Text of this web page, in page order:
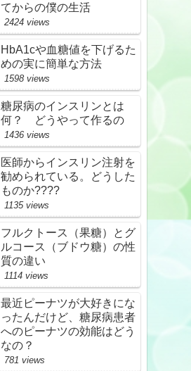
てからの僕の生活
2424 views
HbA1cや血糖値を下げるた
めの実に簡単な方法
1598 views
糖尿病のインスリンとは
何？ どうやって作るの
1436 views
医師からインスリン注射を
勧められている。どうした
ものか????
1135 views
フルクトース（果糖）とグ
ルコース（ブドウ糖）の性
質の違い
1114 views
最近ピーナツが大好きにな
ったんだけど、糖尿病患者
へのピーナツの効能はどう
なの？
781 views